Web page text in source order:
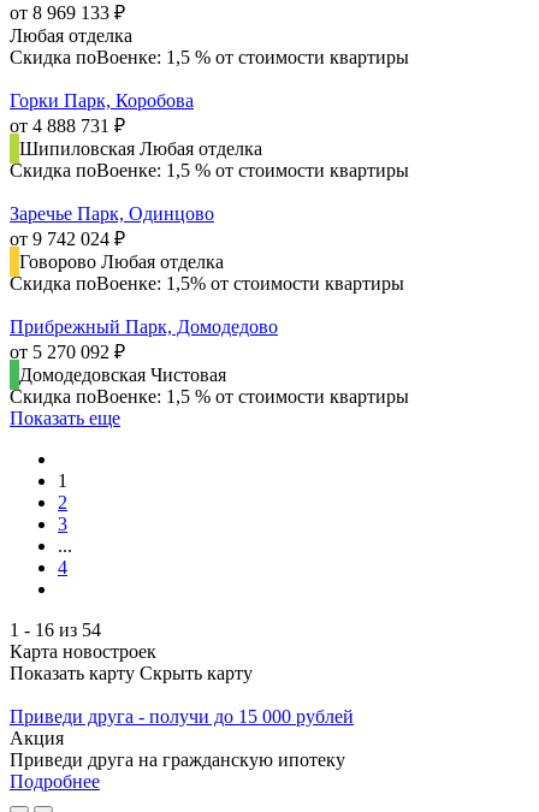
от 8 969 133 ₽
Любая отделка
Скидка поВоенке: 1,5 % от стоимости квартиры
Горки Парк, Коробова
от 4 888 731 ₽
Шипиловская Любая отделка
Скидка поВоенке: 1,5 % от стоимости квартиры
Заречье Парк, Одинцово
от 9 742 024 ₽
Говорово Любая отделка
Скидка поВоенке: 1,5% от стоимости квартиры
Прибрежный Парк, Домодедово
от 5 270 092 ₽
Домодедовская Чистовая
Скидка поВоенке: 1,5 % от стоимости квартиры
Показать еще
1
2
3
...
4
1 - 16 из 54
Карта новостроек
Показать карту Скрыть карту
Приведи друга - получи до 15 000 рублей
Акция
Приведи друга на гражданскую ипотеку
Подробнее